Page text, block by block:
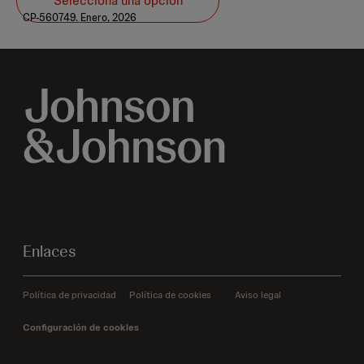
CP-560749. Enero, 2026
Enlaces
Política de privacidad Política de cookies Aviso legal
Configuración de cookies